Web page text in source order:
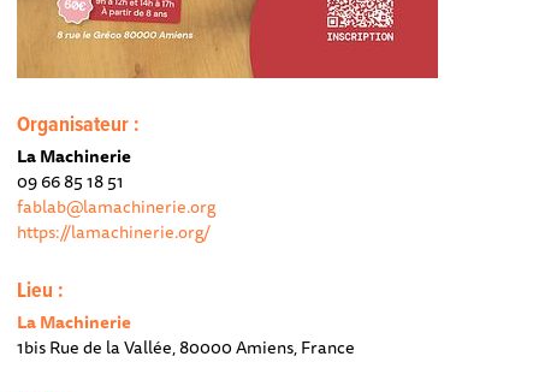
Organisateur :
La Machinerie
09 66 85 18 51
fablab@lamachinerie.org
https://lamachinerie.org/
Lieu :
La Machinerie
1bis Rue de la Vallée, 80000 Amiens, France